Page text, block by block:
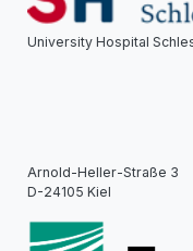
University Hospital
Arnold-Heller-Straße 3
D-24105 Kiel